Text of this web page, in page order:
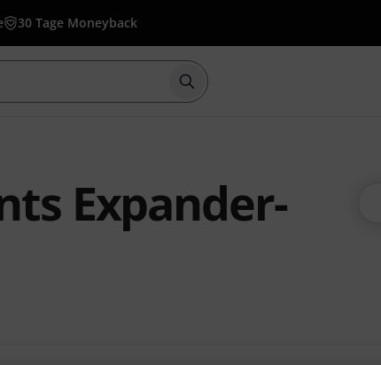
30 Tage Moneyback
Suche mit Suchwort
Expander-